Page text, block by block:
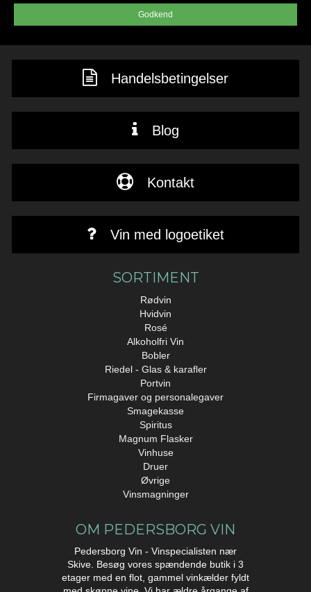
Godkend
Handelsbetingelser
Blog
Kontakt
Vin med logoetiket
SORTIMENT
Rødvin
Hvidvin
Rosé
Alkoholfri Vin
Bobler
Riedel - Glas & karafler
Portvin
Firmagaver og personalegaver
Smagekasse
Spiritus
Magnum Flasker
Vinhuse
Druer
Øvrige
Vinsmagninger
OM PEDERSBORG VIN
Pedersborg Vin - Vinspecialisten nær
Skive. Besøg vores spændende butik i 3
etager med en flot, gammel vinkælder fyldt